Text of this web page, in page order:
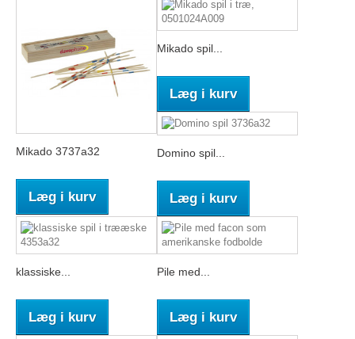
Mikado 3737a32
Læg i kurv
Mikado spil...
Læg i kurv
Domino spil...
Læg i kurv
klassiske...
Læg i kurv
Pile med...
Læg i kurv